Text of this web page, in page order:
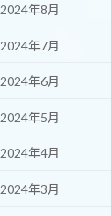
2024年8月
2024年7月
2024年6月
2024年5月
2024年4月
2024年3月